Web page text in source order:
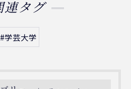
連タグ
#学芸大学